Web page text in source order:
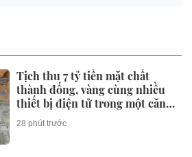
Tịch thu 7 tỷ tiền mặt chất
thành đống, vàng cùng nhiều
thiết bị điện tử trong một căn
hộ
28 phút trước